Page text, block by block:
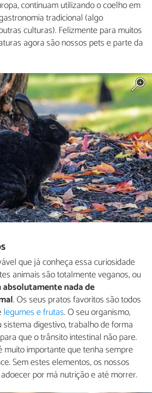
continuam utilizando o coelho em
tradicional (algo
culturas). Felizmente para muitos
agora são nossos pets e parte da
que já conheça essa curiosidade
animais são totalmente veganos, ou
absolutamente nada de
. Os seus pratos favoritos são todos
legumes e frutas. O seu organismo,
digestivo, trabalho de forma
que o trânsito intestinal não pare.
muito importante que tenha sempre
Sem estes elementos, os nossos
por má nutrição e até morrer.